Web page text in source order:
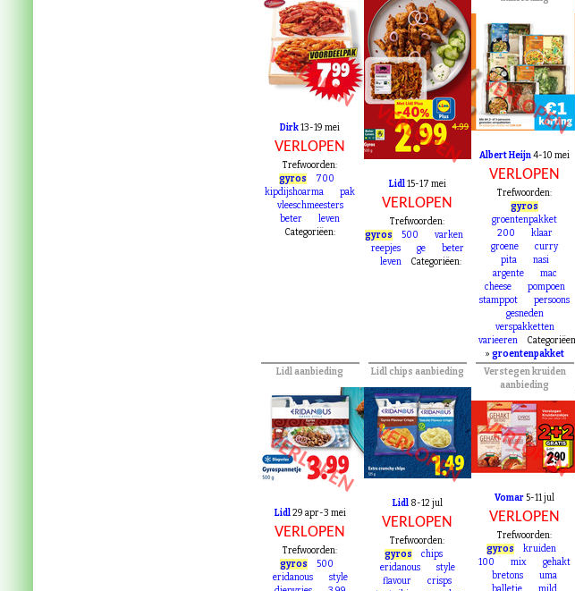
VERLOPEN
Dirk13-19 mei
VERLOPEN
Trefwoorden:
gyros
700
kipdijshoarma
vleeschmeesters
VERLOPEN
Lidl15-17 mei
VERLOPEN
Trefwoorden:
gyros
500
varken
groentenpakket
VERLOPEN
Albert Heijn4-10 mei
VERLOPEN
Trefwoorden:
gyros
200
klaar
groene
pita
argente
mac
cheese
pompoen
stamppot
persoons
gesneden
verspakketten
varieeren
Categoriëen:
»groentenpakket
Lidl aanbieding
VERLOPEN
Lidl29 apr-3 mei
VERLOPEN
Trefwoorden:
gyros
500
Lidl chips aanbieding
VERLOPEN
Lidl8-12 jul
VERLOPEN
Trefwoorden:
gyros
chips
Verstegen kruiden
aanbieding
VERLOPEN
Vomar5-11 jul
VERLOPEN
Trefwoorden:
gyros
kruiden
100
mix
gehakt